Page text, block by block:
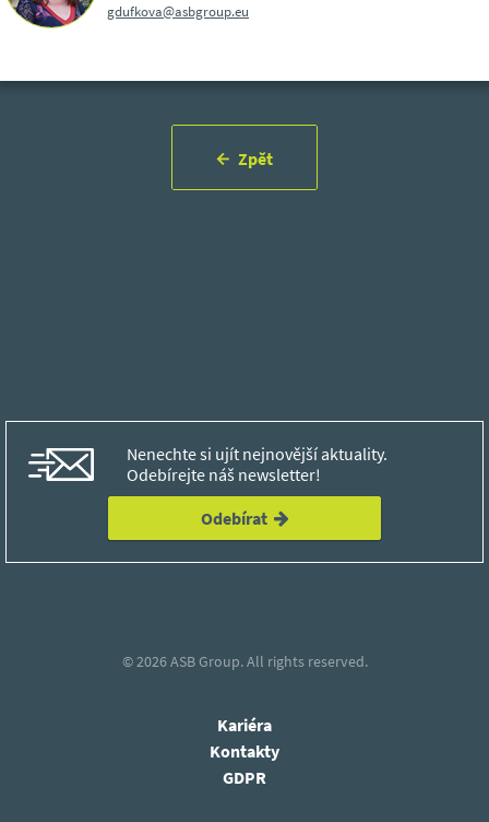
gdufkova@asbgroup.eu
Zpět
Nenechte si ujít nejnovější aktuality.
Odebírejte náš newsletter!
Odebírat
© 2026ASB Group.All rights reserved.
Kariéra
Kontakty
GDPR